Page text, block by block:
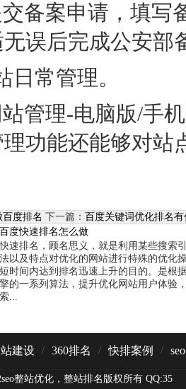
备案申请，填写
误后完成公安部
日常管理。
管理-电脑版/手
功能还能够对站
百度排名 下一篇： 百度关键词优化排名
百度快速排名怎么做
快速排名，顾名思义，就是利用某些搜索
法以及特点对优化的网站进行特殊的优化
短时间内达到排名迅速上升的目的。是根
擎的一系列算法，提升优化网站用户体验
索...
建设 / 360排名 / 快排案例 /
整站优化，整站排名版权所有 QQ:35